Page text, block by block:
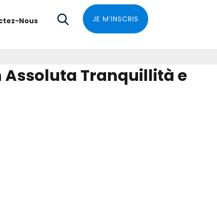
Nous JE M’INSCRIS
Tranquillità e